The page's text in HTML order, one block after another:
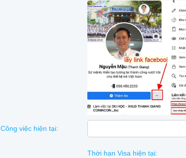
Công việc hiện tại:
Thời hạn Visa hiện tại: